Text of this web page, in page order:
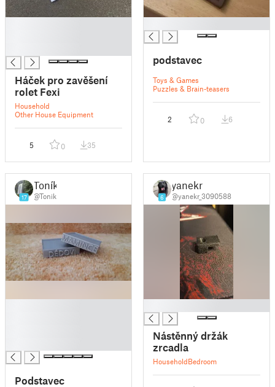
Háček pro zavěšení
rolet Fexi
Household
Other House Equipment
5 0 35
podstavec
Toys & Games
Puzzles & Brain-teasers
2 0 6
17
Toník
@Tonik
Podstavec
6
yanekr
@yanekr_3090588
Nástěnný držák
zrcadla
HouseholdBedroom